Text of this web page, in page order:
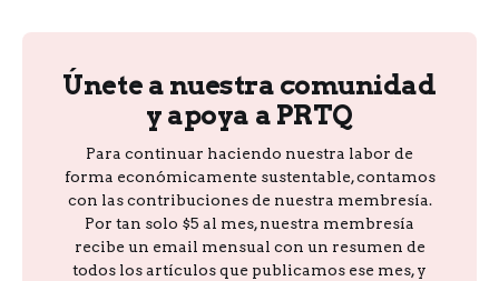
Únete a nuestra comunidad
y apoya a PRTQ
Para continuar haciendo nuestra labor de
forma económicamente sustentable, contamos
con las contribuciones de nuestra membresía.
Por tan solo $5 al mes, nuestra membresía
recibe un email mensual con un resumen de
todos los artículos que publicamos ese mes, y